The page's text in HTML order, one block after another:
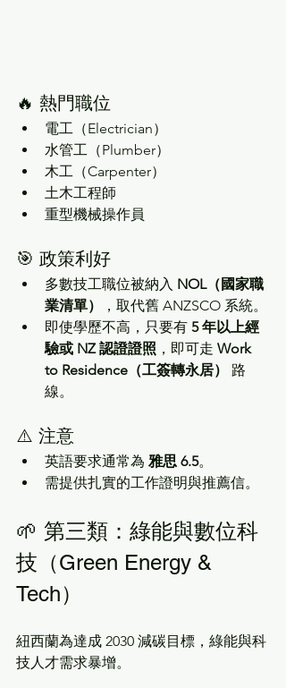
🔥 熱門職位
電工（Electrician）
水管工（Plumber）
木工（Carpenter）
土木工程師
重型機械操作員
🎯 政策利好
多數技工職位被納入 NOL（國家職
業清單）
，取代舊 ANZSCO 系統。
即使學歷不高，只要有 5 年以上經
驗或 NZ 認證證照 ，即可走 Work
to Residence（工簽轉永居）
路
線。
⚠️ 注意
英語要求通常為 雅思 6.5。
需提供扎實的工作證明與推薦信。
🌱 第三類：綠能與數位科
技（Green Energy &
Tech）
紐西蘭為達成 2030 減碳目標，綠能與科
技人才需求暴增。